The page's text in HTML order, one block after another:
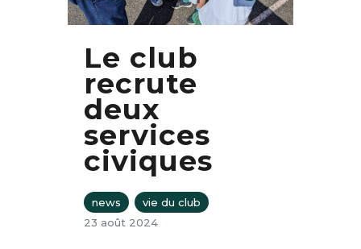
Le club
recrute
deux
services
civiques
news
vie du club
23 août 2024